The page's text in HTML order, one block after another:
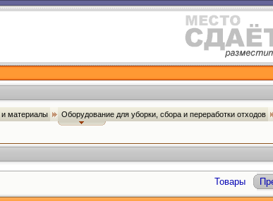
материалы Оборудование для уборки, сбора и переработки отходов
Товары